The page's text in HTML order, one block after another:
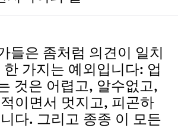
들은 좀처럼 의견이 일치
가지는 예외입니다: 업
것은 어렵고, 알수없고,
이면서 멋지고, 피곤하
다. 그리고 종종 이 모든